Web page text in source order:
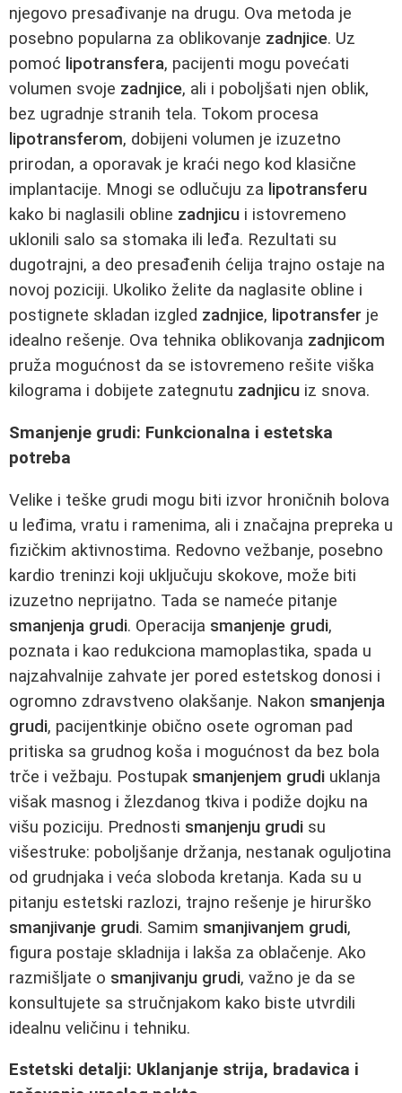
njegovo presađivanje na drugu. Ova metoda je
posebno popularna za oblikovanje zadnjice. Uz
pomoć lipotransfera, pacijenti mogu povećati
volumen svoje zadnjice, ali i poboljšati njen oblik,
bez ugradnje stranih tela. Tokom procesa
lipotransferom, dobijeni volumen je izuzetno
prirodan, a oporavak je kraći nego kod klasične
implantacije. Mnogi se odlučuju za lipotransferu
kako bi naglasili obline zadnjicu i istovremeno
uklonili salo sa stomaka ili leđa. Rezultati su
dugotrajni, a deo presađenih ćelija trajno ostaje na
novoj poziciji. Ukoliko želite da naglasite obline i
postignete skladan izgled zadnjice, lipotransfer je
idealno rešenje. Ova tehnika oblikovanja zadnjicom
pruža mogućnost da se istovremeno rešite viška
kilograma i dobijete zategnutu zadnjicu iz snova.
Smanjenje grudi: Funkcionalna i estetska
potreba
Velike i teške grudi mogu biti izvor hroničnih bolova
u leđima, vratu i ramenima, ali i značajna prepreka u
fizičkim aktivnostima. Redovno vežbanje, posebno
kardio treninzi koji uključuju skokove, može biti
izuzetno neprijatno. Tada se nameće pitanje
smanjenja grudi. Operacija smanjenje grudi,
poznata i kao redukciona mamoplastika, spada u
najzahvalnije zahvate jer pored estetskog donosi i
ogromno zdravstveno olakšanje. Nakon smanjenja
grudi, pacijentkinje obično osete ogroman pad
pritiska sa grudnog koša i mogućnost da bez bola
trče i vežbaju. Postupak smanjenjem grudi uklanja
višak masnog i žlezdanog tkiva i podiže dojku na
višu poziciju. Prednosti smanjenju grudi su
višestruke: poboljšanje držanja, nestanak oguljotina
od grudnjaka i veća sloboda kretanja. Kada su u
pitanju estetski razlozi, trajno rešenje je hirurško
smanjivanje grudi. Samim smanjivanjem grudi,
figura postaje skladnija i lakša za oblačenje. Ako
razmišljate o smanjivanju grudi, važno je da se
konsultujete sa stručnjakom kako biste utvrdili
idealnu veličinu i tehniku.
Estetski detalji: Uklanjanje strija, bradavica i